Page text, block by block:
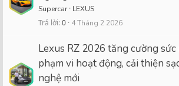
Supercar LEXUS
Trả lời 0 4 Tháng 2 2026
Lexus RZ 2026 tăng cường sức
phạm vi hoạt động, cải thiện
nghệ mới